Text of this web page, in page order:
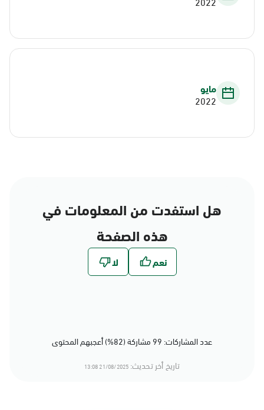
مايو
2022
هل استفدت من المعلومات في
هذه الصفحة
عدد المشاركات: 99 مشاركة (82%) أعجبهم المحتوى
تاريخ أخر تحديث: 21/08/2025 13:08